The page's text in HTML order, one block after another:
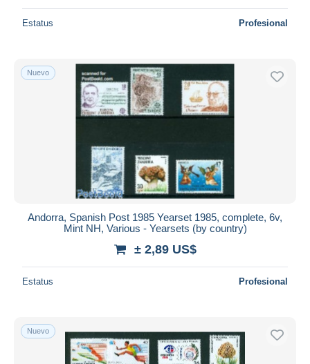
Estatus Profesional
Nuevo
Andorra, Spanish Post 1985 Yearset 1985, complete, 6v,
Mint NH, Various - Yearsets (by country)
± 2,89 US$
Estatus Profesional
Nuevo